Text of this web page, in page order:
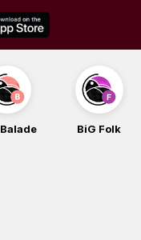
BiG Folk